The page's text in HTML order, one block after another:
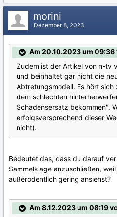
morini
Dezember 8, 2023
Am 20.10.2023 um 09:36
Zudem ist der Artikel von n-tv
und beinhaltet gar nicht die
Abtretungsmodell. Es hört sich
dem schlechten
Schadensersatz bekommen".
erfolgsversprechend dieser
nicht).
Bedeutet das, dass du darauf
Sammelklage anzuschließen,
außerodentlich gering ansiehst?
Am 8.12.2023 um 08:19